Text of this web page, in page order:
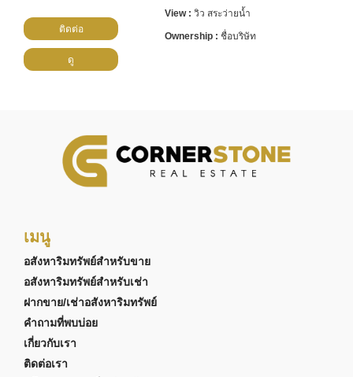
วิว สระว่ายน้ำ
ชื่อบริษัท
ติดต่อ
ดู
เมนู
อสังหาริมทรัพย์สำหรับขาย
อสังหาริมทรัพย์สำหรับเช่า
ฝากขาย/เช่าอสังหาริมทรัพย์
คำถามที่พบบ่อย
เกี่ยวกับเรา
ติดต่อเรา